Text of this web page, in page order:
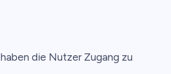
die Nutzer Zugang zu